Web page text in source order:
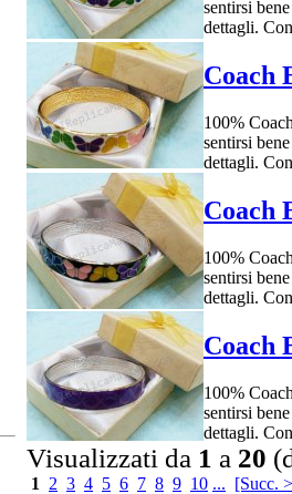
sentirsi
dettagli.
Coach
100%
sentirsi
dettagli.
Coach
100%
sentirsi
dettagli.
Coach
100%
sentirsi
dettagli.
Visualizzati da 1 a 20
1 2 3 4 5 6 7 8 9 10 ... [Succ.